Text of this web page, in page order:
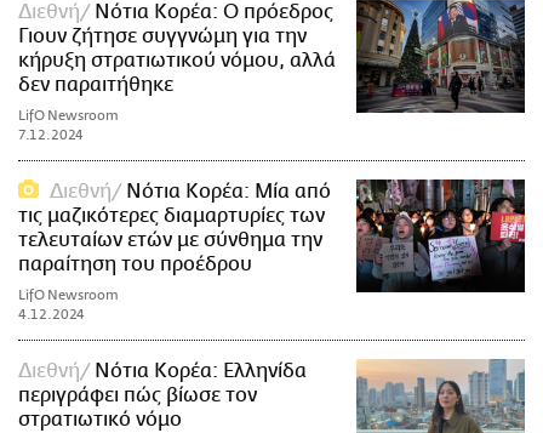
Διεθνή
Νότια Κορέα: Ο πρόεδρος
Γιουν ζήτησε συγγνώμη για την
κήρυξη στρατιωτικού νόμου, αλλά
δεν παραιτήθηκε
LifO Newsroom
7.12.2024
Διεθνή
Νότια Κορέα: Μία από
τις μαζικότερες διαμαρτυρίες των
τελευταίων ετών με σύνθημα την
παραίτηση του προέδρου
LifO Newsroom
4.12.2024
Διεθνή
Νότια Κορέα: Ελληνίδα
περιγράφει πώς βίωσε τον
στρατιωτικό νόμο